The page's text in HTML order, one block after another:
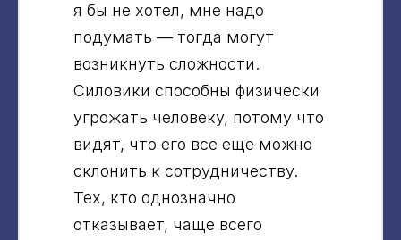
я бы не хотел, мне надо
подумать — тогда могут
возникнуть сложности.
Силовики способны физически
угрожать человеку, потому что
видят, что его все еще можно
склонить к сотрудничеству.
Тех, кто однозначно
отказывает, чаще всего